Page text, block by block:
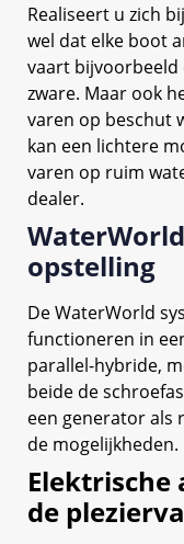
Realiseert u zich
wel dat elke boot
vaart
zware. Maar ook
varen op beschut
kan een lichtere
varen op ruim
dealer.
opstelling
De WaterWorld
functioneren in
parallel-hybride,
beide de
een generator als
de mogelijkheden.
de